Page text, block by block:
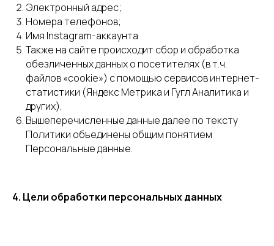
Электронный адрес;
Номера телефонов;
Имя Instagram-аккаунта
Также на сайте происходит сбор и обработка
обезличенных данных о посетителях (в т.ч.
файлов «cookie») с помощью сервисов интернет-
статистики (Яндекс Метрика и Гугл Аналитика и
других).
Вышеперечисленные данные далее по тексту
Политики объединены общим понятием
Персональные данные.
4. Цели обработки персональных данных